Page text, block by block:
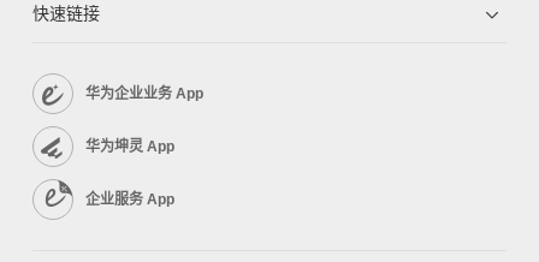
快速链接
华为企业业务 App
华为坤灵 App
企业服务 App